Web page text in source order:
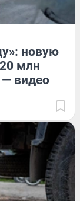
новую
млн
— видео